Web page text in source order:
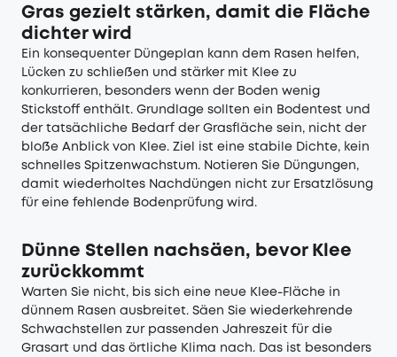
Gras gezielt stärken, damit die Fläche
dichter wird
Ein konsequenter Düngeplan kann dem Rasen helfen,
Lücken zu schließen und stärker mit Klee zu
konkurrieren, besonders wenn der Boden wenig
Stickstoff enthält. Grundlage sollten ein Bodentest und
der tatsächliche Bedarf der Grasfläche sein, nicht der
bloße Anblick von Klee. Ziel ist eine stabile Dichte, kein
schnelles Spitzenwachstum. Notieren Sie Düngungen,
damit wiederholtes Nachdüngen nicht zur Ersatzlösung
für eine fehlende Bodenprüfung wird.
Dünne Stellen nachsäen, bevor Klee
zurückkommt
Warten Sie nicht, bis sich eine neue Klee-Fläche in
dünnem Rasen ausbreitet. Säen Sie wiederkehrende
Schwachstellen zur passenden Jahreszeit für die
Grasart und das örtliche Klima nach. Das ist besonders